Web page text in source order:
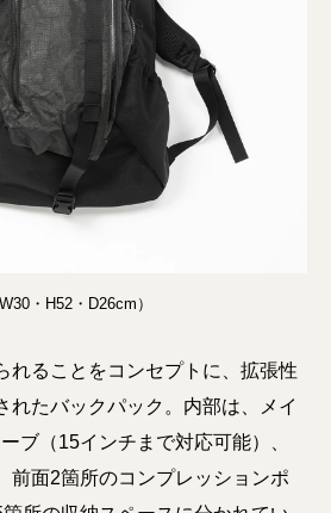
・H52・D26cm）
れることをコンセプトに、拡張性
れたバックパック。内部は、メイ
ブ（15インチまで対応可能）、
前⾯2箇所のコンプレッションポ